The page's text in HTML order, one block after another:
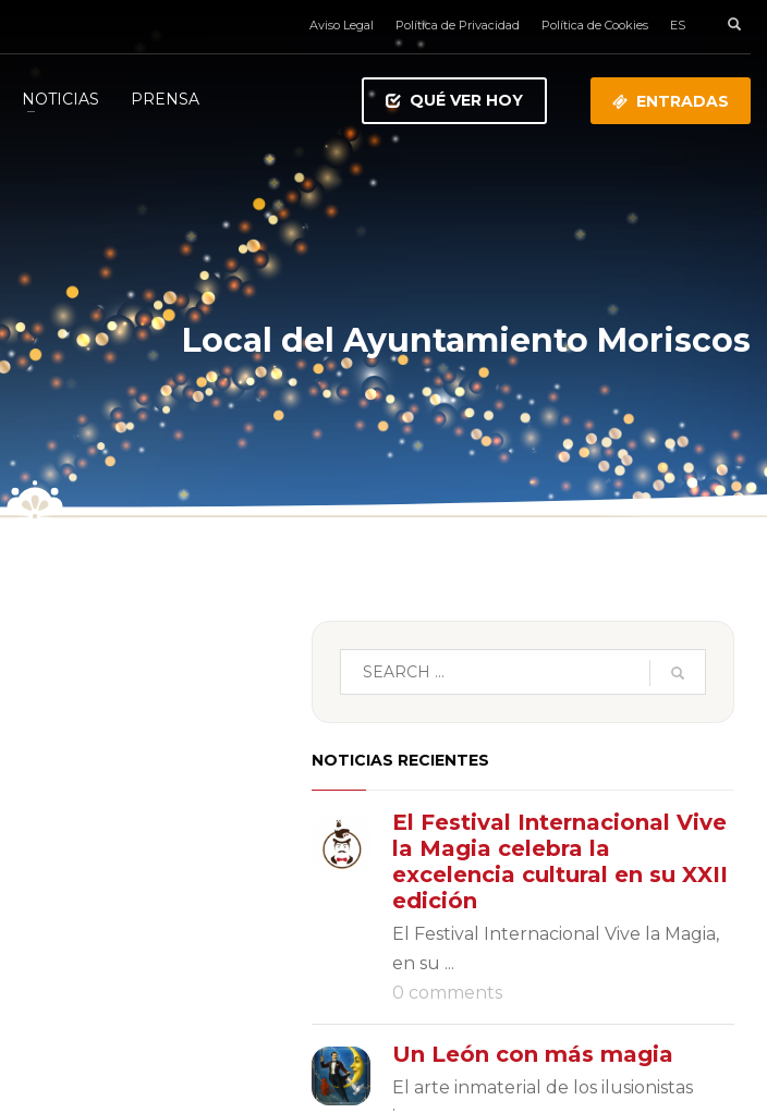
Aviso Legal Política de Privacidad Política de Cookies ES
NOTICIAS
PRENSA
QUÉ VER HOY ENTRADAS
Local del Ayuntamiento Moriscos
NOTICIAS RECIENTES
El Festival Internacional Vive
la Magia celebra la
excelencia cultural en su XXII
edición
El Festival Internacional Vive la Magia,
en su ...
0 comments
Un León con más magia
El arte inmaterial de los ilusionistas